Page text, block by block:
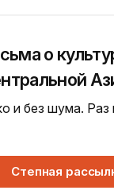
о
и без шума.
Степная